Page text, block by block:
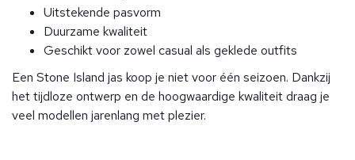
Uitstekende pasvorm
Duurzame kwaliteit
Geschikt voor zowel casual als geklede outfits
Een Stone Island jas koop je niet voor één seizoen. Dankzij
het tijdloze ontwerp en de hoogwaardige kwaliteit draag je
veel modellen jarenlang met plezier.